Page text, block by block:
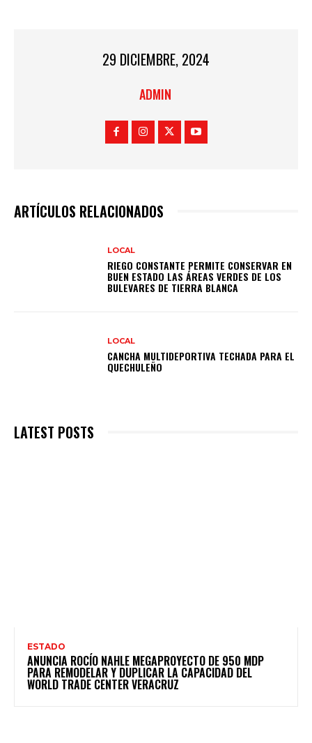
29 DICIEMBRE, 2024
ADMIN
ARTÍCULOS RELACIONADOS
LOCAL
RIEGO CONSTANTE PERMITE CONSERVAR EN
BUEN ESTADO LAS ÁREAS VERDES DE LOS
BULEVARES DE TIERRA BLANCA
LOCAL
CANCHA MULTIDEPORTIVA TECHADA PARA EL
QUECHULEÑO
LATEST POSTS
ESTADO
ANUNCIA ROCÍO NAHLE MEGAPROYECTO DE 950 MDP
PARA REMODELAR Y DUPLICAR LA CAPACIDAD DEL
WORLD TRADE CENTER VERACRUZ